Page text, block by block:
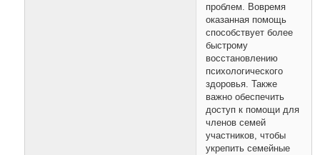
проблем. Вовремя
оказанная помощь
способствует более
быстрому
восстановлению
психологического
здоровья. Также
важно обеспечить
доступ к помощи для
членов семей
участников, чтобы
укрепить семейные